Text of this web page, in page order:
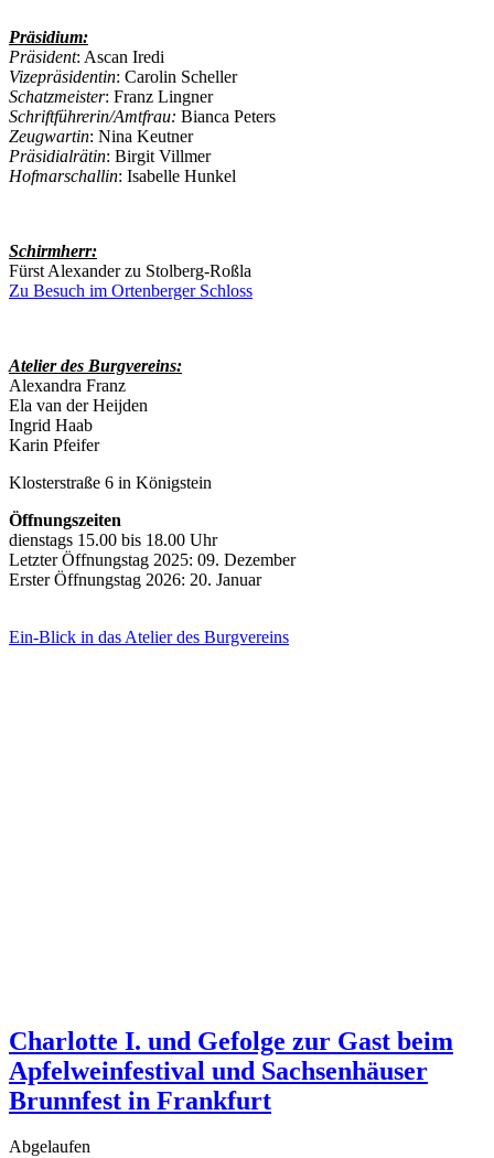
Präsidium:
Präsident: Ascan Iredi
Vizepräsidentin: Carolin Scheller
Schatzmeister: Franz Lingner
Schriftführerin/Amtfrau: Bianca Peters
Zeugwartin: Nina Keutner
Präsidialrätin: Birgit Villmer
Hofmarschallin: Isabelle Hunkel
Schirmherr:
Fürst Alexander zu Stolberg-Roßla
Zu Besuch im Ortenberger Schloss
Atelier des Burgvereins:
Alexandra Franz
Ela van der Heijden
Ingrid Haab
Karin Pfeifer
Klosterstraße 6 in Königstein
Öffnungszeiten
dienstags 15.00 bis 18.00 Uhr
Letzter Öffnungstag 2025: 09. Dezember
Erster Öffnungstag 2026: 20. Januar
Ein-Blick in das Atelier des Burgvereins
Charlotte I. und Gefolge zur Gast beim
Apfelweinfestival und Sachsenhäuser
Brunnfest in Frankfurt
Abgelaufen